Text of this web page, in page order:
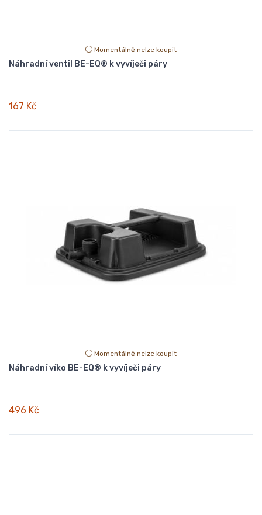
Momentálně nelze koupit
Náhradní ventil BE-EQ® k vyvíječi páry
167 Kč
Momentálně nelze koupit
Náhradní víko BE-EQ® k vyvíječi páry
496 Kč